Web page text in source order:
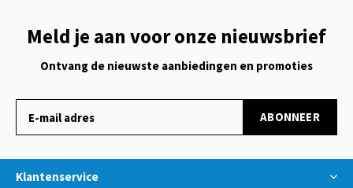
Meld je aan voor onze nieuwsbrief
Ontvang de nieuwste aanbiedingen en promoties
ABONNEER
Klantenservice